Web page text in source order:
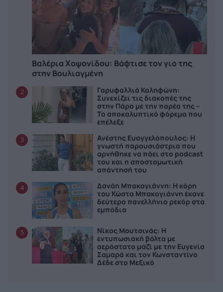
Βαλέρια Χοψονίδου: Bάφτισε τον γιο της
στην Βουλιαγμένη
2
Γαρυφαλλιά Καληφώνη:
Συνεχίζει τις διακοπές της
στην Πάρο με την παρέα της –
Το αποκαλυπτικό φόρεμα που
επέλεξε
3
Ανέστης Ευαγγελόπουλος: Η
γνωστή παρουσιάστρια που
αρνήθηκε να πάει στο podcast
του και η αποστομωτική
απάντησή του
4
Δανάη Μπακογιάννη: Η κόρη
του Κώστα Μπακογιάννη έκανε
δεύτερο πανελλήνιο ρεκόρ στα
εμπόδια
5
Νίκος Μουτσινάς: Η
εντυπωσιακή βόλτα με
αερόστατο μαζί με την Ευγενία
Σαμαρά και τον Κωνσταντίνο
Δέδε στο Μεξικό